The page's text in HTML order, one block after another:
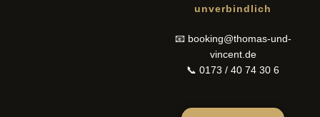
unverbindlich
📧 booking@thomas-und-
vincent.de
📞 0173 / 40 74 30 6